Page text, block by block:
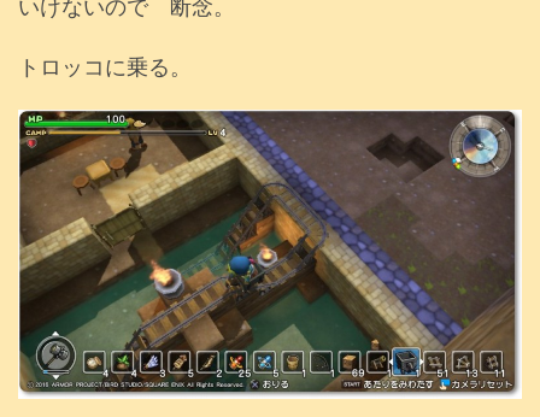
いけないので 断念。
トロッコに乗る。